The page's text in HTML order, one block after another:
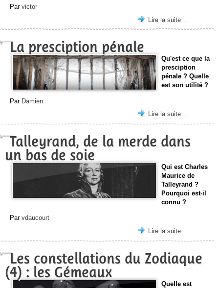
Par victor
Lire la suite…
La presciption pénale
Qu'est ce que la
presciption
pénale ? Quelle
est son utilité ?
Par Damien
Lire la suite…
Talleyrand, de la merde dans
un bas de soie
Qui est Charles
Maurice de
Talleyrand ?
Pourquoi est-il
connu ?
Par vdaucourt
Lire la suite…
Les constellations du Zodiaque
(4) : les Gémeaux
Quelle est